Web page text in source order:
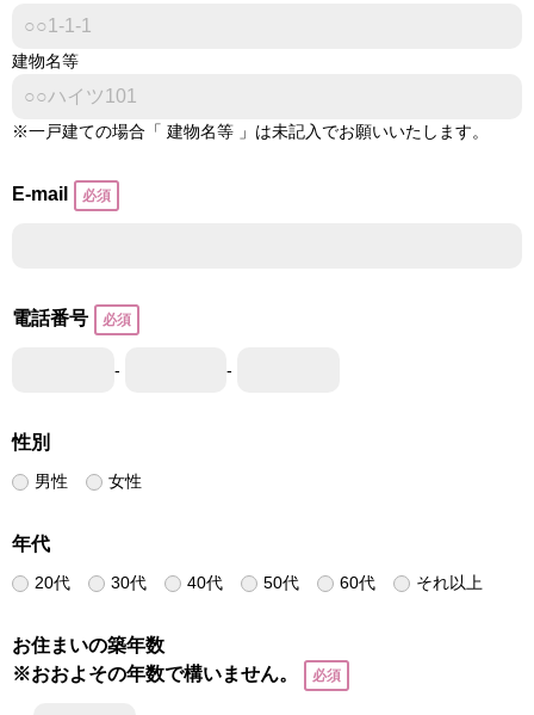
建物名等
※一戸建ての場合「 建物名等 」は未記入でお願いいたします。
E-mail
電話番号
- -
性別
男性 女性
年代
20代 30代 40代 50代 60代 それ以上
お住まいの築年数
※おおよその年数で構いません。